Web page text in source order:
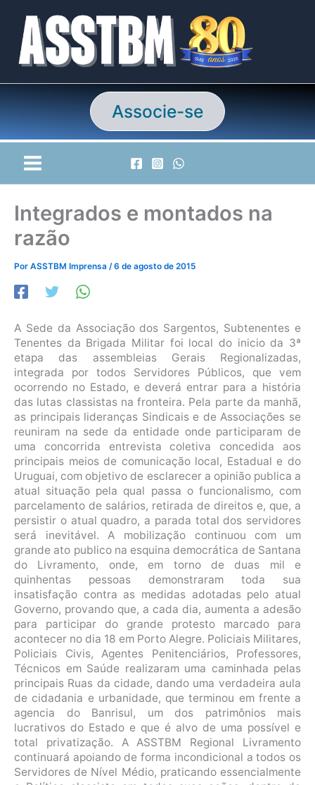
conteúdo
Associe-se
Integrados e montados na
razão
Por ASSTBM Imprensa /6 de agosto de 2015
A Sede da Associação dos Sargentos, Subtenentes e
Tenentes da Brigada Militar foi local do inicio da 3ª
etapa das assembleias Gerais Regionalizadas,
integrada por todos Servidores Públicos, que vem
ocorrendo no Estado, e deverá entrar para a história
das lutas classistas na fronteira. Pela parte da manhã,
as principais lideranças Sindicais e de Associações se
reuniram na sede da entidade onde participaram de
uma concorrida entrevista coletiva concedida aos
principais meios de comunicação local, Estadual e do
Uruguai, com objetivo de esclarecer a opinião publica a
atual situação pela qual passa o funcionalismo, com
parcelamento de salários, retirada de direitos e, que, a
persistir o atual quadro, a parada total dos servidores
será inevitável. A mobilização continuou com um
grande ato publico na esquina democrática de Santana
do Livramento, onde, em torno de duas mil e
quinhentas pessoas demonstraram toda sua
insatisfação contra as medidas adotadas pelo atual
Governo, provando que, a cada dia, aumenta a adesão
para participar do grande protesto marcado para
acontecer no dia 18 em Porto Alegre. Policiais Militares,
Policiais Civis, Agentes Penitenciários, Professores,
Técnicos em Saúde realizaram uma caminhada pelas
principais Ruas da cidade, dando uma verdadeira aula
de cidadania e urbanidade, que terminou em frente a
agencia do Banrisul, um dos patrimônios mais
lucrativos do Estado e que é alvo de uma possível e
total privatização. A ASSTBM Regional Livramento
continuará apoiando de forma incondicional a todos os
Servidores de Nível Médio, praticando essencialmente